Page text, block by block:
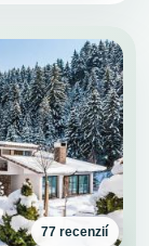
77 recenzií